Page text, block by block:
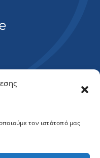
τον ιστότοπό μας